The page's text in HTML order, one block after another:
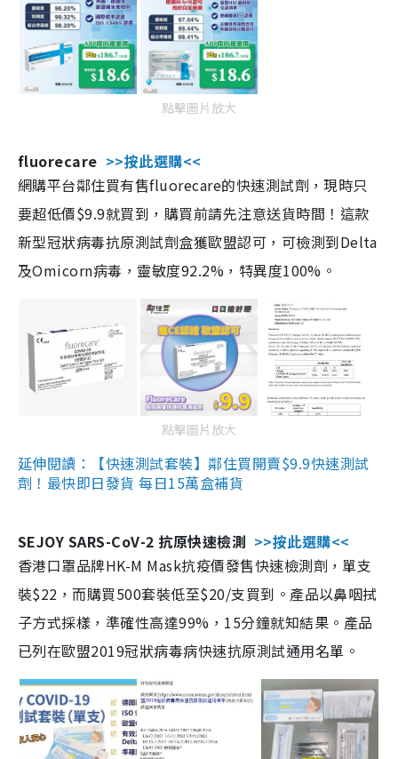
點擊圖片放大
fluorecare >>按此選購<<
網購平台鄰住買有售fluorecare的快速測試劑，現時只
要超低價$9.9就買到，購買前請先注意送貨時間！這款
新型冠狀病毒抗原測試劑盒獲歐盟認可，可檢測到Delta
及Omicorn病毒，靈敏度92.2%，特異度100%。
點擊圖片放大
延伸閱讀：【快速測試套裝】鄰住買開賣$9.9快速測試
劑！最快即日發貨 每日15萬盒補貨
SEJOY SARS-CoV-2 抗原快速檢測 >>按此選購<<
香港口罩品牌HK-M Mask抗疫價發售快速檢測劑，單支
裝$22，而購買500套裝低至$20/支買到。產品以鼻咽拭
子方式採樣，準確性高達99%，15分鐘就知結果。產品
已列在歐盟2019冠狀病毒病快速抗原測試通用名單。